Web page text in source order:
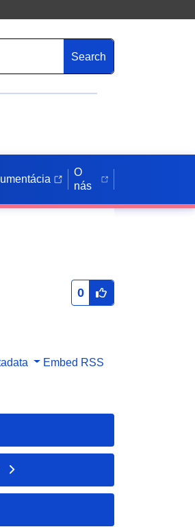
Search
O
nás
0
Embed RSS